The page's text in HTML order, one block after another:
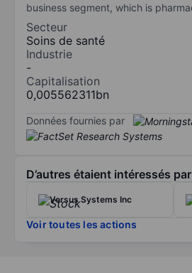
business segment, which is
Secteur
Soins de santé
Industrie
-
Capitalisation
0,005562311bn
Données fournies par
D’autres étaient intéressés par
Versus Systems Inc
Voir toutes les actions